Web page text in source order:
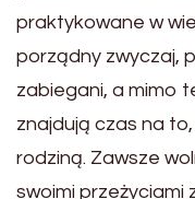
praktykowane w
porządny zwyczaj,
zabiegani, a mimo
znajdują czas na
rodziną. Zawsze
swoimi przeżyciami